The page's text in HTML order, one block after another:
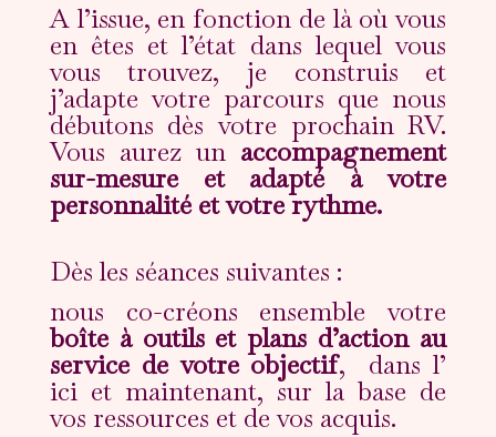
A l’issue, en fonction de là où vous
en êtes et l’état dans lequel vous
vous trouvez, je construis et
j’adapte votre parcours que nous
débutons dès votre prochain RV.
Vous aurez un accompagnement
sur-mesure et adapté à votre
personnalité et votre rythme.
Dès les séances suivantes :
nous co-créons ensemble votre
boîte à outils et plans d’action au
service de votre objectif, dans l’
ici et maintenant, sur la base de
vos ressources et de vos acquis.